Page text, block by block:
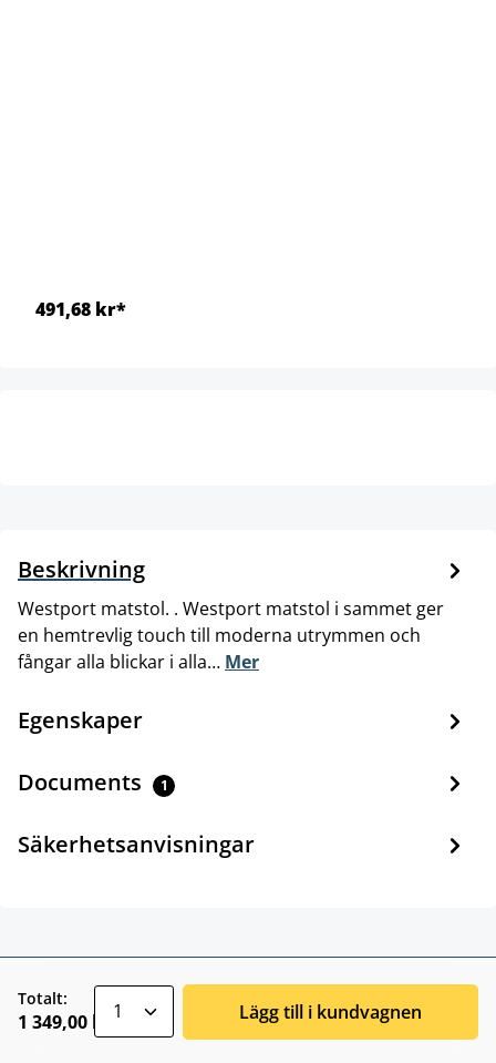
491,68 kr*
Beskrivning
Westport matstol. . Westport matstol i sammet ger
en hemtrevlig touch till moderna utrymmen och
fångar alla blickar i alla… Mer
Egenskaper
Documents 1
Säkerhetsanvisningar
Totalt:
1 349,00 kr Lägg till i kundvagnen